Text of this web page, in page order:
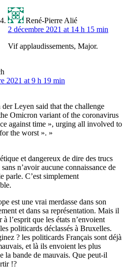
René-Pierre Alié
2 décembre 2021 at 14 h 15 min
Vif applaudissements, Major.
2021 at 9 h 19 min
Leyen said that the challenge
Omicron variant of the coronavirus
against time », urging all involved to
the worst ». »
et dangereux de dire des trucs
n’avoir aucune connaissance de
parle. C’est simplement
est une vrai merdasse dans son
et dans sa représentation. Mais il
à l’esprit que les états n’envoient
politicards déclassés à Bruxelles.
? les politicards Français sont déjà
et là ils envoient les plus
la bande de mauvais. Que peut-il
!?